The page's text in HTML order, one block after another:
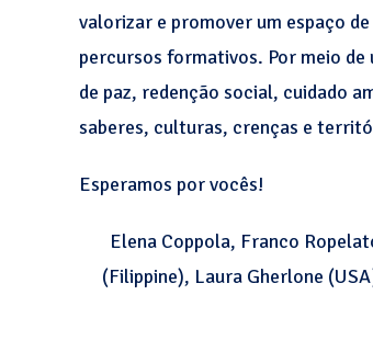
valorizar e promover um espaço
percursos formativos. Por meio
de paz, redenção social, cuidado
saberes, culturas, crenças e
Esperamos por vocês!
Elena Coppola, Franco
(Filippine), Laura Gherlone